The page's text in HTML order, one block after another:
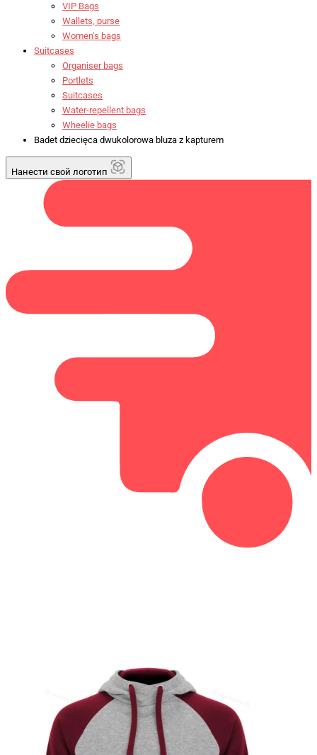
VIP Bags
Wallets, purse
Women's bags
Suitcases
Organiser bags
Portlets
Suitcases
Water-repellent bags
Wheelie bags
Badet dziecięca dwukolorowa bluza z kapturem
Нанести свой логотип